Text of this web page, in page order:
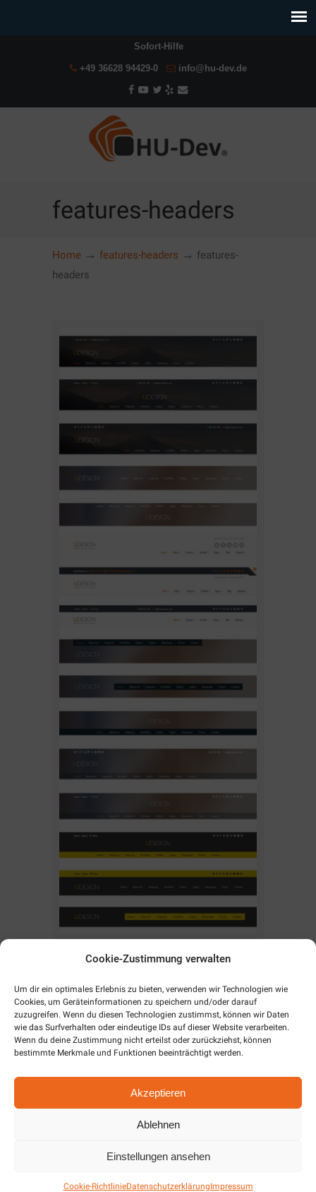
Cookie-Zustimmung verwalten
Um dir ein optimales Erlebnis zu bieten, verwenden wir Technologien wie
Cookies, um Geräteinformationen zu speichern und/oder darauf
zuzugreifen. Wenn du diesen Technologien zustimmst, können wir Daten
wie das Surfverhalten oder eindeutige IDs auf dieser Website verarbeiten.
Wenn du deine Zustimmung nicht erteilst oder zurückziehst, können
bestimmte Merkmale und Funktionen beeinträchtigt werden.
Akzeptieren
Ablehnen
Einstellungen ansehen
Cookie-RichtlinieDatenschutzerklärungImpressum
Sofort-Hilfe
+49 36628 94429-0 info@hu-dev.de
features-headers
Home → features-headers → features-
headers
Wissenswertes auf einen
Blick
Home